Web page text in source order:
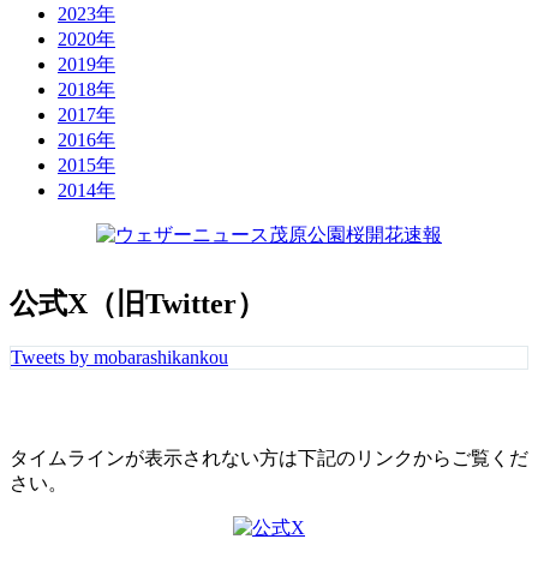
2023年
2020年
2019年
2018年
2017年
2016年
2015年
2014年
公式X（旧Twitter）
Tweets by mobarashikankou
タイムラインが表示されない方は下記のリンクからご覧くだ
さい。